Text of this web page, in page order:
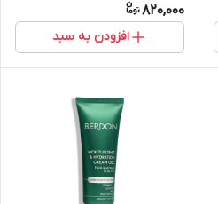
820,000
افزودن به سبد